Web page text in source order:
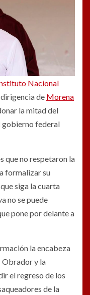
Nacional
de Morena
la mitad del
gobierno federal
que no respetaron la
formalizar su
siga la cuarta
no se puede
pone por delante a
la encabeza
Obrador y la
el regreso de los
de la